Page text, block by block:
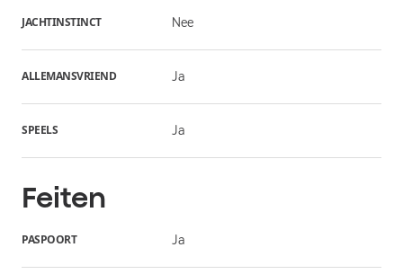
JACHTINSTINCT Nee
ALLEMANSVRIEND Ja
SPEELS Ja
Feiten
PASPOORT Ja